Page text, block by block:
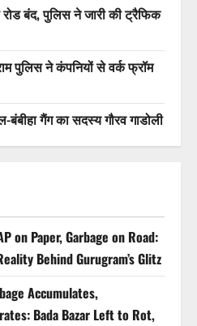
बंद, पुलिस ने जारी की ट्रैफिक
पुलिस ने कंपनियों से वर्क फ्रॉम
बंबीहा गैंग का सदस्य गौरव गाडोली
on Paper, Garbage on Road:
Behind Gurugram’s Glitz
Accumulates,
Bada Bazar Left to Rot,